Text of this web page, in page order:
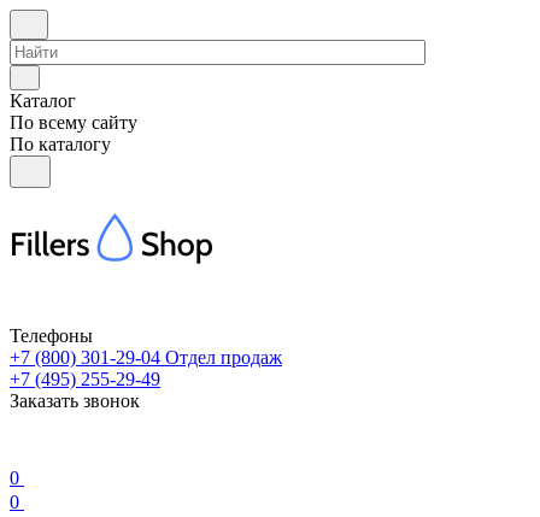
Каталог
По всему сайту
По каталогу
Телефоны
+7 (800) 301-29-04 Отдел продаж
+7 (495) 255-29-49
Заказать звонок
0
0